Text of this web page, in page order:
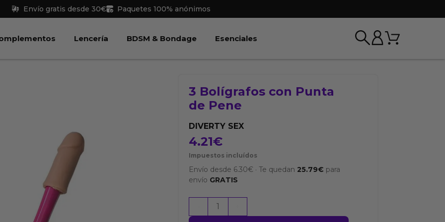
Envío gratis desde 30€ Paquetes 100% anónimos
Juguetes Abrir Complementos
Lencería Abrir Lencería
BDSM & Bondage Abrir BDSM & Bondage
Esenciales Carrito
3 Bolígrafos con Punta
de Pene
DIVERTY SEX
4.21€
Impuestos incluídos
Envío desde 6.30€ ·Te quedan 25.79€ para
envío GRATIS
Bolígrafos